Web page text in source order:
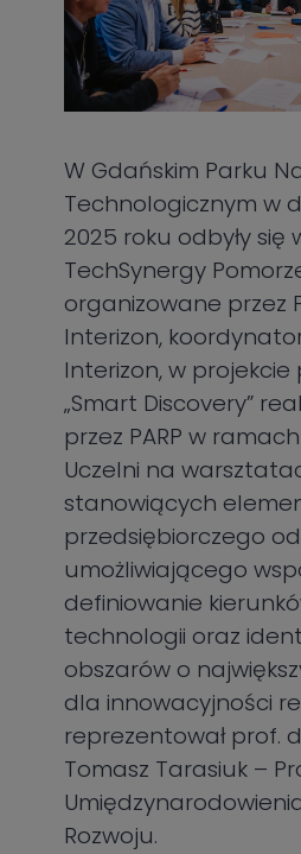
W Gdańskim Parku
Technologicznym w
2025 roku odbyły się
TechSynergy
organizowane przez
Interizon,
Interizon, w
„Smart Discovery”
przez PARP w ramach
Uczelni na
stanowiących
przedsiębiorczego
umożliwiającego
definiowanie
technologii oraz
obszarów o
dla innowacyjności
reprezentował prof.
Tomasz Tarasiuk –
Rozwoju.